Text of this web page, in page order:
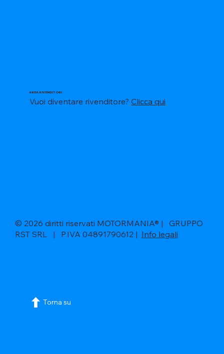
AREA RIVENDITORI
Vuoi diventare rivenditore?Clicca qui
© 2026 diritti riservati MOTORMANIA® | GRUPPO
RST SRL | P.IVA 04891790612 | Info legali
Torna su